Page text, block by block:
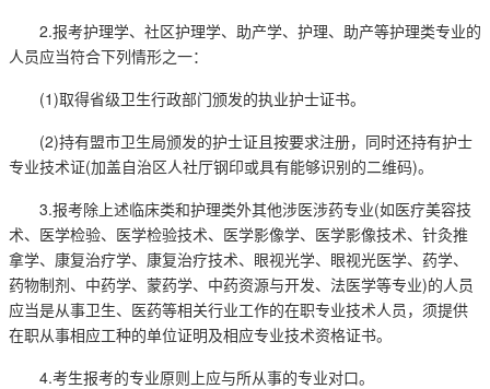
2.报考护理学、社区护理学、助产学、护理、助产等护理类专业的
人员应当符合下列情形之一：
(1)取得省级卫生行政部门颁发的执业护士证书。
(2)持有盟市卫生局颁发的护士证且按要求注册，同时还持有护士
专业技术证(加盖自治区人社厅钢印或具有能够识别的二维码)。
3.报考除上述临床类和护理类外其他涉医涉药专业(如医疗美容技
术、医学检验、医学检验技术、医学影像学、医学影像技术、针灸推
拿学、康复治疗学、康复治疗技术、眼视光学、眼视光医学、药学、
药物制剂、中药学、蒙药学、中药资源与开发、法医学等专业)的人员
应当是从事卫生、医药等相关行业工作的在职专业技术人员，须提供
在职从事相应工种的单位证明及相应专业技术资格证书。
4.考生报考的专业原则上应与所从事的专业对口。